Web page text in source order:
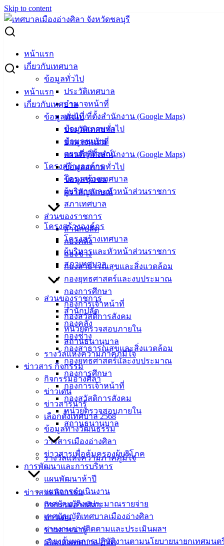
Skip to content
หน้าแรก
เกี่ยวกับเทศบาล
ข้อมูลทั่วไป
ประวัติเทศบาล
อำนาจหน้าที่
แผนที่/ที่ตั้งสำนักงาน (Google Maps)
ข้อมูลสภาพทั่วไป
ข้อมูลชุมชน
ตราสัญลักษณ์
โครงสร้างองค์กร
โครงสร้างเทศบาล
ผู้บริหารและหัวหน้าส่วนราชการ
สภาเทศบาล
ส่วนของราชการ
สำนักปลัด
กองคลัง
กองช่าง
กองสาธารณสุขและสิ่งแวดล้อม
กองยุทธศาสตร์และงบประมาณ
กองการศึกษา
กองการเจ้าหน้าที่
กองสวัสดิการสังคม
หน่วยตรวจสอบภายใน
สถานธนานุบาล
รางวัลแห่งความภาคภูมิใจ
ข่าวสาร กิจกรรม
กิจกรรมอ่างศิลา
ข่าวเด่น
ข่าวสารน่ารู้
เลือกตั้งเทศบาล 2568
ข้อมูลทางวัฒนธรรม
วารสารเมืองอ่างศิลา
ข่าวสารเพื่อคุ้มครองผู้บริโภค
การพัฒนาและการบริหาร
แผนพัฒนาห้าปี
แผนการดำเนินงาน
เทศบัญญัติงบประมาณรายจ่าย
เทศบัญญัติเทศบาลเมืองอ่างศิลา
รายงานการติดตามและประเมินผลฯ
รายงานผลการปฏิบัติงานตามนโยบายนายกเทศมนต
หน้าแรก
เกี่ยวกับเทศบาล
ข้อมูลทั่วไป
ประวัติเทศบาล
อำนาจหน้าที่
แผนที่/ที่ตั้งสำนักงาน (Google Maps)
ข้อมูลสภาพทั่วไป
ข้อมูลชุมชน
ตราสัญลักษณ์
โครงสร้างองค์กร
โครงสร้างเทศบาล
ผู้บริหารและหัวหน้าส่วนราชการ
สภาเทศบาล
ส่วนของราชการ
สำนักปลัด
กองคลัง
กองช่าง
กองสาธารณสุขและสิ่งแวดล้อม
กองยุทธศาสตร์และงบประมาณ
กองการศึกษา
กองการเจ้าหน้าที่
กองสวัสดิการสังคม
หน่วยตรวจสอบภายใน
สถานธนานุบาล
รางวัลแห่งความภาคภูมิใจ
ข่าวสาร กิจกรรม
กิจกรรมอ่างศิลา
ข่าวเด่น
ข่าวสารน่ารู้
เลือกตั้งเทศบาล 2568
Search for:
ทม.อ่างศิลา ร่วมฉีดวัคซีนฯ วันป้องกันโรคพิษสุนัขบ้าโลก
ทม.อ่างศิลา ร่วมฉีดวัคซีนฯ วันป้องกันโรค
พิษสุนัขบ้าโลก
กันยายน 28, 2023 กันยายน 29, 2023
(28 ก.ย. 66) งานสัตวแพทย์ กองสาธารณสุขและสิ่งแวดล้อม
เทศบาลเมืองอ่างศิลา ออกหน่วยบริการฉีดวัคซีนป้องกันโรคพิษ
สุนัขบ้า ภายในวัดอ่างศิลา ต.อ่างศิลา อ.เมืองชลบี เพื่อบริการ
ฉีดวัคซีนป้องกันโรคพิษสุนัขบ้าให้กับสุนัขและแมวของ
ประชาชนในเขตเทศบาลเมืองอ่างศิลา โดยไม่เสียค่าใช้จ่าย
เนื่องในวันป้องกันโรคพิษสุนัขบ้าโลก ซึ่งองค์การอนามัยโลก
หรือ WHO กำหนดให้วันที่ 28 กันยายนของทุกปีเป็นวันป้องกัน
โรคพิษสุนัขบ้าโลก เพื่อให้ประชาชนตระหนักถึงอันตรายจาก
โรคพิษสุนัขบ้าและร่วมมือร่วมใจป้องกันโรคนี้ด้วยการให้
วัคซีนกับสัตว์เลี้ยงของตัวเอง และเป็นการขับเคลื่อนไปสู่เป้า
หมายให้เมืองอ่างศิลาเป็นเมืองปลอดภัยจากโรคพิษสุนัขบ้า